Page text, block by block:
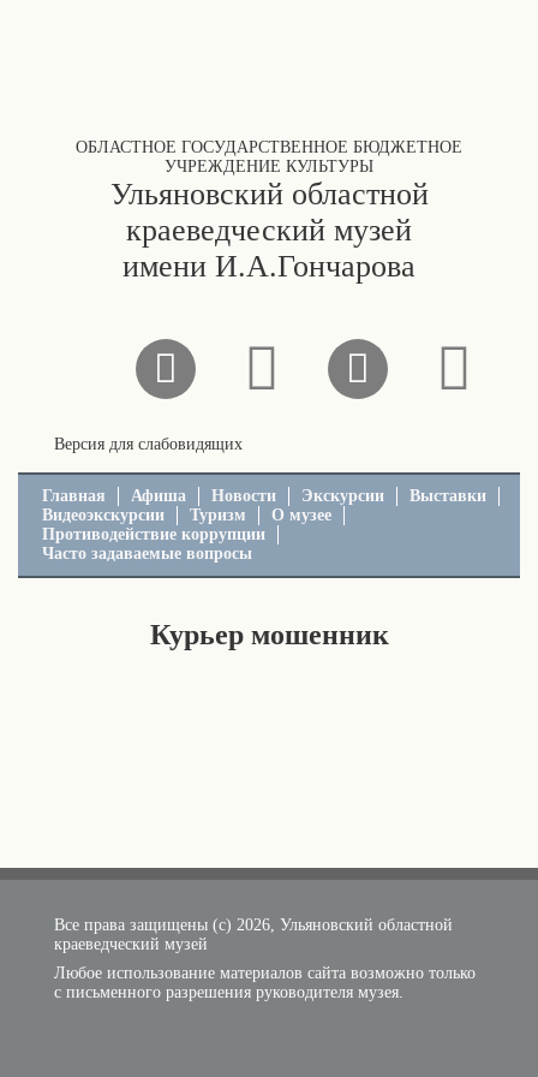
ОБЛАСТНОЕ ГОСУДАРСТВЕННОЕ БЮДЖЕТНОЕ
УЧРЕЖДЕНИЕ КУЛЬТУРЫ
Ульяновский областной
краеведческий музей
имени И.А.Гончарова
Версия для слабовидящих
Главная Афиша Новости Экскурсии
Выставки
Видеоэкскурсии
Туризм
О музее
Противодействие коррупции
Часто задаваемые вопросы
Курьер мошенник
Все права защищены (с) 2026, Ульяновский областной
краеведческий музей
Любое использование материалов сайта возможно только
с письменного разрешения руководителя музея.